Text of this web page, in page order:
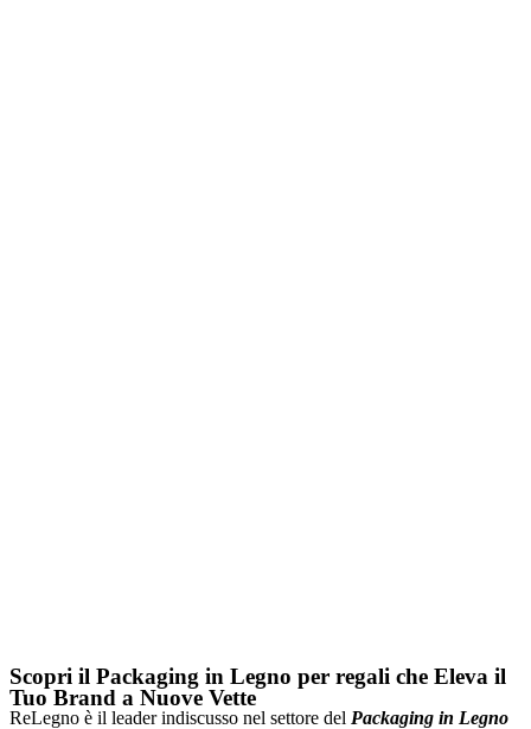
Scopri il Packaging in Legno per regali che Eleva il
Tuo Brand a Nuove Vette
ReLegno è il leader indiscusso nel settore del Packaging in Legno